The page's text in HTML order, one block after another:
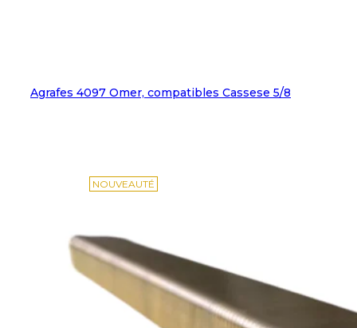
Agrafes 4097 Omer, compatibles Cassese 5/8
NOUVEAUTÉ